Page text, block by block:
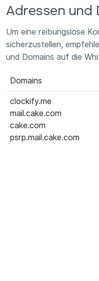
Adressen und
Um eine reibungslose
sicherzustellen,
und Domains auf die
Domains
clockify.me
mail.cake.com
cake.com
psrp.mail.cake.com